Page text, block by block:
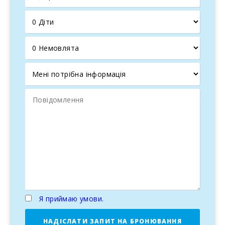
чарівні пляжі, що знаходяться лише за 5 км від будинку.
Також можна відвідати історичні місця, такі як римське
місто Полленція, її римський театр і середньовічне
місто Алькудія з його знаковими історичними стінами.
Порт д’Алькудія, раніше невелике рибальське селище,
сьогодні є яскравим і чарівним туристичним напрямком.
Його набережна, нагороджена преміями в галузі
архітектури та урбанізму, запрошує прогулятися серед
який пропонує широкий спектр послуг, від оренди
човнів і курсів з вітрильного спорту до водного парку
для дітей.
Я приймаю умови.
НАДІСЛАТИ ЗАПИТ НА БРОНЮВАННЯ